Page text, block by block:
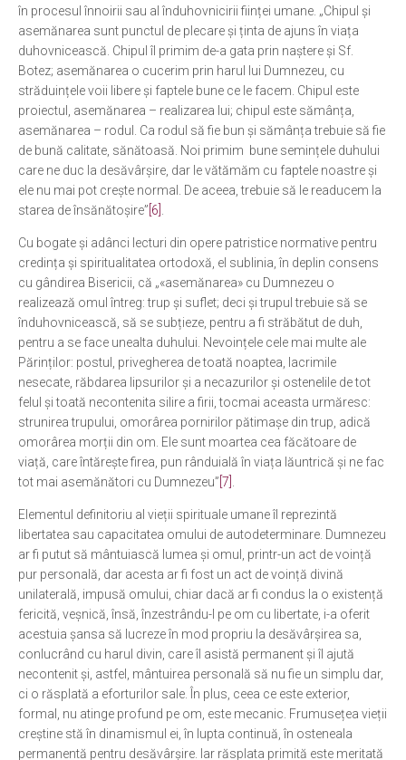
în procesul înnoirii sau al înduhovnicirii ființei umane. „Chipul și
asemănarea sunt punctul de plecare și ținta de ajuns în viața
duhovnicească. Chipul îl primim de-a gata prin naștere și Sf.
Botez; asemănarea o cucerim prin harul lui Dumnezeu, cu
străduințele voii libere și faptele bune ce le facem. Chipul este
proiectul, asemănarea – realizarea lui; chipul este sămânța,
asemănarea – rodul. Ca rodul să fie bun și sămânța trebuie să fie
de bună calitate, sănătoasă. Noi primim bune semințele duhului
care ne duc la desăvârșire, dar le vătămăm cu faptele noastre și
ele nu mai pot crește normal. De aceea, trebuie să le readucem la
starea de însănătoșire” [6] .
Cu bogate și adânci lecturi din opere patristice normative pentru
credința și spiritualitatea ortodoxă, el sublinia, în deplin consens
cu gândirea Bisericii, că „«asemănarea» cu Dumnezeu o
realizează omul întreg: trup și suflet; deci și trupul trebuie să se
înduhovnicească, să se subțieze, pentru a fi străbătut de duh,
pentru a se face unealta duhului. Nevoințele cele mai multe ale
Părinților: postul, privegherea de toată noaptea, lacrimile
nesecate, răbdarea lipsurilor și a necazurilor și ostenelile de tot
felul și toată necontenita silire a firii, tocmai aceasta urmăresc:
strunirea trupului, omorârea pornirilor pătimașe din trup, adică
omorârea morții din om. Ele sunt moartea cea făcătoare de
viață, care întărește firea, pun rânduială în viața lăuntrică și ne fac
tot mai asemănători cu Dumnezeu” [7] .
Elementul definitoriu al vieții spirituale umane îl reprezintă
libertatea sau capacitatea omului de autodeterminare. Dumnezeu
ar fi putut să mântuiască lumea și omul, printr-un act de voință
pur personală, dar acesta ar fi fost un act de voință divină
unilaterală, impusă omului, chiar dacă ar fi condus la o existență
fericită, veșnică, însă, înzestrându-l pe om cu libertate, i-a oferit
acestuia șansa să lucreze în mod propriu la desăvârșirea sa,
conlucrând cu harul divin, care îl asistă permanent și îl ajută
necontenit și, astfel, mântuirea personală să nu fie un simplu dar,
ci o răsplată a eforturilor sale. În plus, ceea ce este exterior,
formal, nu atinge profund pe om, este mecanic. Frumusețea vieții
creștine stă în dinamismul ei, în lupta continuă, în osteneala
permanentă pentru desăvârșire. Iar răsplata primită este meritată